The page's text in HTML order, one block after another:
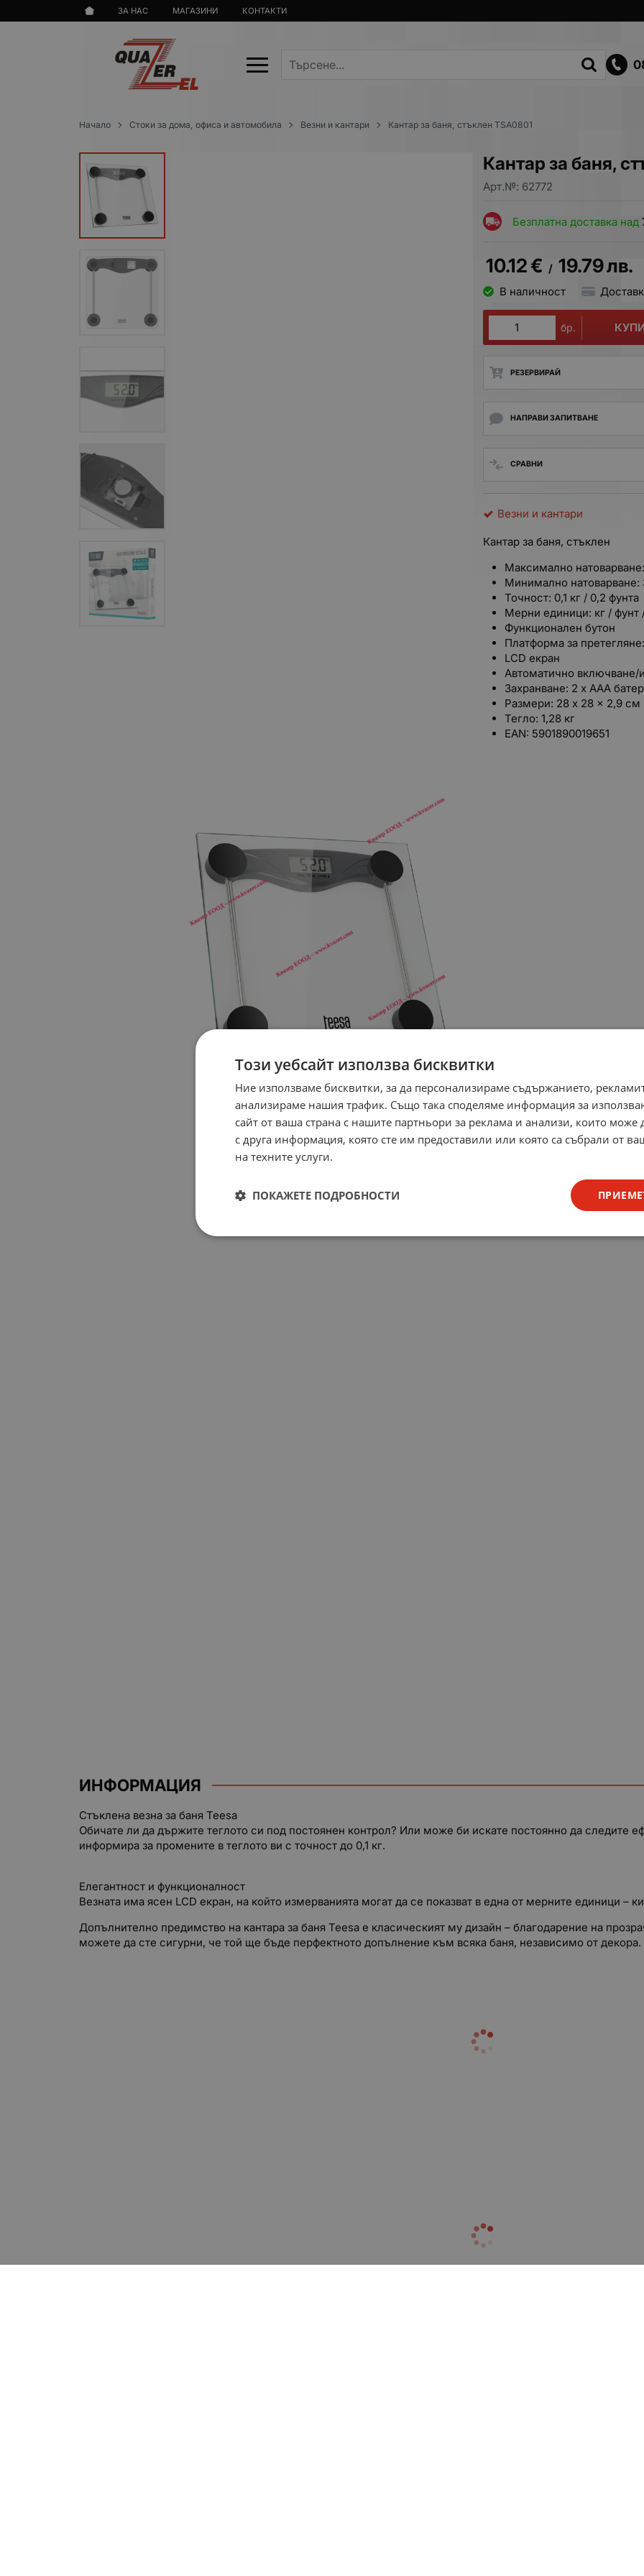
ЗА НАС МАГАЗИНИ КОНТАКТИ
Начало Стоки за дома, офиса и автомобила Везни и кантари Кантар за баня, стъклен TSA0801
Кантар за баня,
Арт.№: 62772
Безплатна доставка над
10.12€ / 19.79лв.
В наличност
бр.
РЕЗЕРВИРАЙ
НАПРАВИ ЗАПИТВАНЕ
СРАВНИ
Везни и кантари
Кантар за баня, стъклен
Максимално
Минимално натоварване:
Точност: 0,1 кг / 0,2 фунта
Мерни единици: кг / фунт
Функционален бутон
Платформа за
LCD екран
Автоматично включване/
Захранване: 2 x AAA
Размери: 28 x 28 x 2,9 см
Тегло: 1,28 кг
EAN: 5901890019651
ИНФОРМАЦИЯ
Стъклена везна за баня Teesa
Обичате ли да държите теглото си под постоянен контрол? Или може би искате постоянно да следите
информира за промените в теглото ви с точност до 0,1 кг.
Елегантност и функционалност
Везната има ясен LCD екран, на който измерванията могат да се показват в една от мерните единици –
Допълнително предимство на кантара за баня Teesa е класическият му дизайн – благодарение на
можете да сте сигурни, че той ще бъде перфектното допълнение към всяка баня, независимо от декора.
Този уебсайт използва бисквитки
Ние използваме бисквитки, за да персонализираме съдържанието,
анализираме нашия трафик. Също така споделяме информация за
сайт от ваша страна с нашите партньори за реклама и анализи, които може
с друга информация, която сте им предоставили или която са събрали от
на техните услуги.
ПОКАЖЕТЕ ПОДРОБНОСТИ